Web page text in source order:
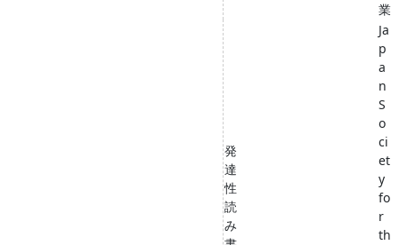
業
発
達
性
読
み
Ja
p
a
n
S
o
ci
et
y
fo
r
th